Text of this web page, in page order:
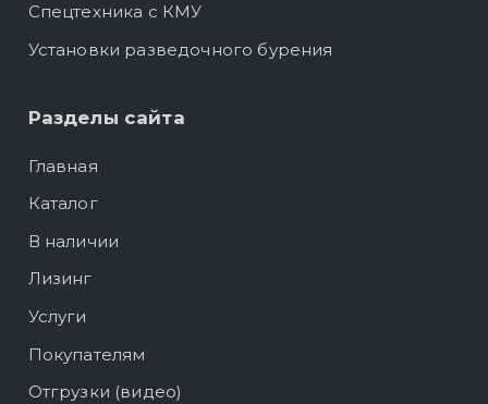
Спецтехника с КМУ
Установки разведочного бурения
Разделы сайта
Главная
Каталог
В наличии
Лизинг
Услуги
Покупателям
Отгрузки (видео)